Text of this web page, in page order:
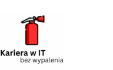
treści